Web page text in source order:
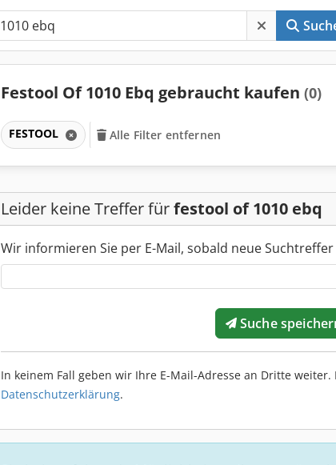
Festool Of 1010 Ebq gebraucht kaufen (0)
FESTOOL Alle Filter entfernen
Leider keine Treffer fürfestool of 1010 ebq
Wir informieren Sie per E-Mail, sobald neue
Suche
In keinem Fall geben wir Ihre E-Mail-Adresse an Dritte
Datenschutzerklärung.